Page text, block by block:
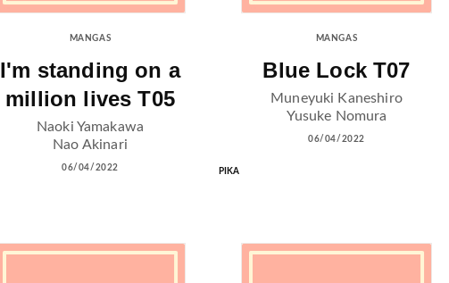
MANGAS
I'm standing on a
million lives T05
Naoki Yamakawa
Nao Akinari
06/04/2022
MANGAS
Blue Lock T07
Muneyuki Kaneshiro
Yusuke Nomura
06/04/2022
PIKA